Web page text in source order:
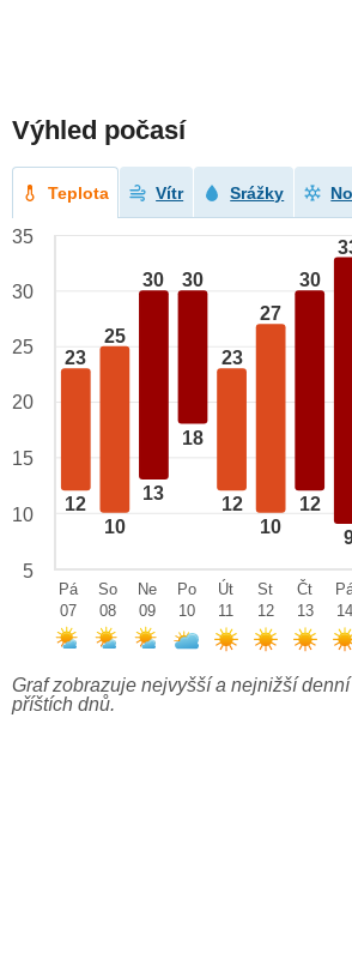
Výhled počasí
Teplota Vítr Srážky
23
12
25
10
30
13
30
18
23
12
27
10
30
12
35
30
25
20
15
10
5
Pá
07
So
08
Ne
09
Po
10
Út
11
St
12
Čt
13
14
Graf zobrazuje nejvyšší a nejnižší
příštích dnů.